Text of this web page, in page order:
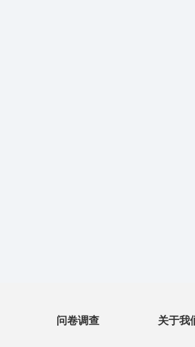
问卷调查 关于我